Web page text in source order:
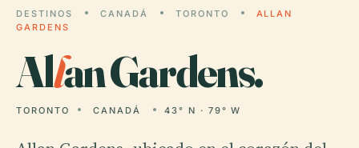
DESTINOS CANADÁ TORONTO
ALLAN
GARDENS
Allan Gardens.
TORONTO CANADÁ 43° N · 79° W